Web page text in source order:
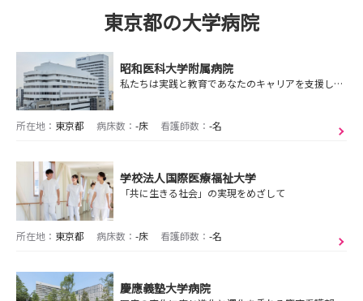
東京都の大学病院
昭和医科大学附属病院
私たちは実践と教育であなたのキャリアを支援します
所在地： 東京都 病床数： -床 看護師数： -名
学校法人国際医療福祉大学
「共に生きる社会」の実現をめざして
所在地： 東京都 病床数： -床 看護師数： -名
慶應義塾大学病院